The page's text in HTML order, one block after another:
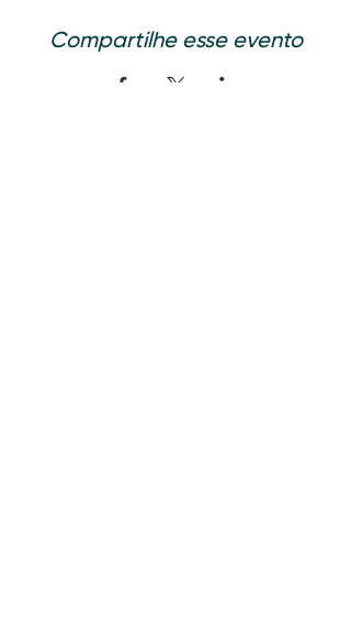
Compartilhe esse evento